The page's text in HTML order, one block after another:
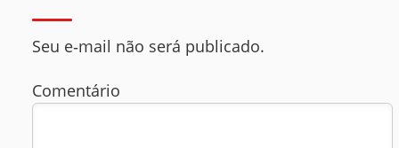
Seu e‑mail não será publicado.
Comentário